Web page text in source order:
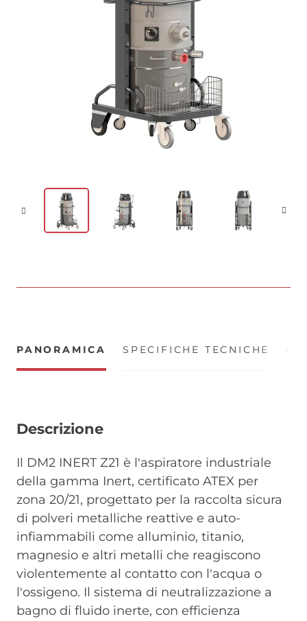
PANORAMICA SPECIFICHE TECNICHE
Descrizione
Il DM2 INERT Z21 è l'aspiratore industriale
della gamma Inert, certificato ATEX per
zona 20/21, progettato per la raccolta sicura
di polveri metalliche reattive e auto-
infiammabili come alluminio, titanio,
magnesio e altri metalli che reagiscono
violentemente al contatto con l'acqua o
l'ossigeno. Il sistema di neutralizzazione a
bagno di fluido inerte, con efficienza